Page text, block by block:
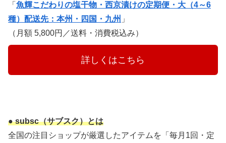
「 魚輝こだわりの塩干物・西京漬けの定期便・大（4～6
種）配送先：本州・四国・九州 」
（月額 5,800円／送料・消費税込み）
詳しくはこちら
● subsc（サブスク）とは
全国の注目ショップが厳選したアイテムを「毎月1回・定